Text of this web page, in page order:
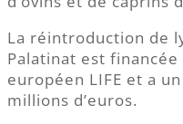
La réintroduction de
Palatinat est
européen LIFE et a
millions d’euros.